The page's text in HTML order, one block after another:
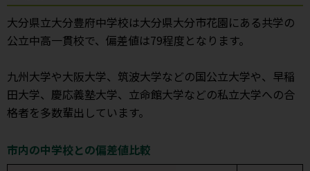
大分県立大分豊府中学校は大分県大分市花園にある共学の
公立中高一貫校で、偏差値は79程度となります。
九州大学や大阪大学、筑波大学などの国公立大学や、早稲
田大学、慶応義塾大学、立命館大学などの私立大学への合
格者を多数輩出しています。
市内の中学校との偏差値比較